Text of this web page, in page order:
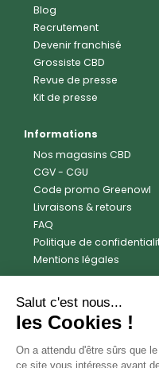
Blog
Recrutement
Devenir franchisé
Grossiste CBD
Revue de presse
Kit de presse
Informations
Nos magasins CBD
CGV- CGU
Code promo Greenowl
Livraisons & retours
FAQ
Politique de
Mentions légales
Avis clients